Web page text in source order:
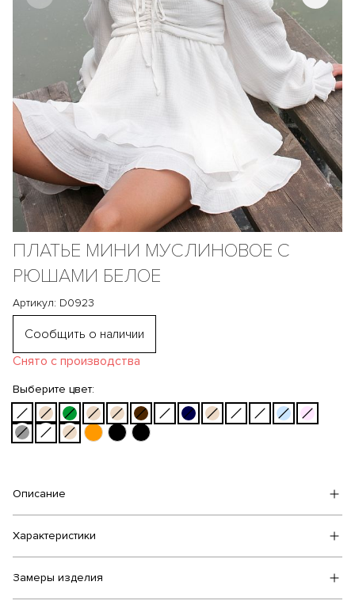
ПЛАТЬЕ МИНИ МУСЛИНОВОЕ С
РЮШАМИ БЕЛОЕ
Артикул: D0923
Сообщить о наличии
Снято с производства
Выберите цвет:
Описание
Характеристики
Замеры изделия